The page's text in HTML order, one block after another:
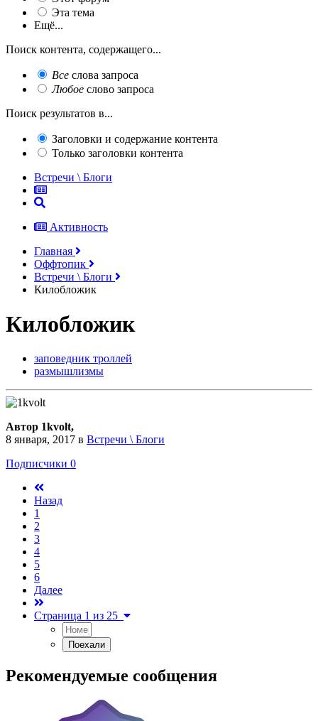
Эта тема
Ещё...
Поиск контента, содержащего...
Все слова запроса
Любое слово запроса
Поиск результатов в...
Заголовки и содержание контента
Только заголовки контента
Встречи \ Блоги
Активность
Главная
Оффтопик
Встречи \ Блоги
Килобложик
Килобложик
заповедник троллей
размышлизмы
Автор 1kvolt,
8 января, 2017 в Встречи \ Блоги
Подписчики 0
Назад
1
2
3
4
5
6
Далее
Страница 1 из 25
Рекомендуемые сообщения